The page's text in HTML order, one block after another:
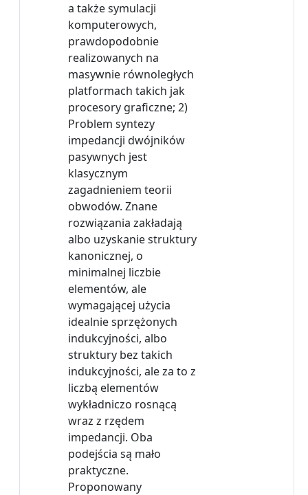
a także symulacji
komputerowych,
prawdopodobnie
realizowanych na
masywnie równoległych
platformach takich jak
procesory graficzne; 2)
Problem syntezy
impedancji dwójników
pasywnych jest
klasycznym
zagadnieniem teorii
obwodów. Znane
rozwiązania zakładają
albo uzyskanie struktury
kanonicznej, o
minimalnej liczbie
elementów, ale
wymagającej użycia
idealnie sprzężonych
indukcyjności, albo
struktury bez takich
indukcyjności, ale za to z
liczbą elementów
wykładniczo rosnącą
wraz z rzędem
impedancji. Oba
podejścia są mało
praktyczne.
Proponowany